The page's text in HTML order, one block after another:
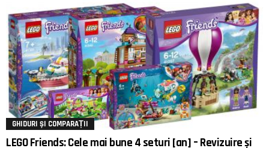
GHIDURI ȘI COMPARAȚII
LEGO Friends: Cele mai bune 4 seturi [an] – Revizuire și